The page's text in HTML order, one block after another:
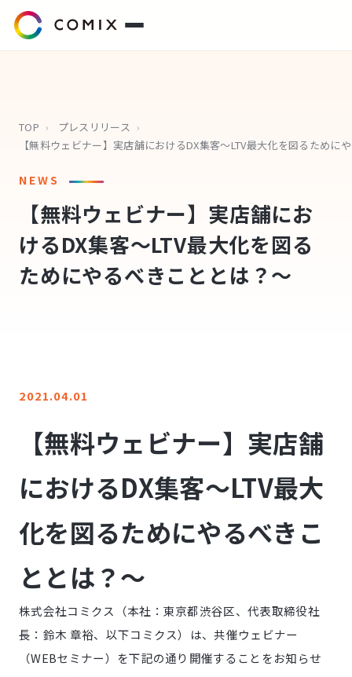
プレスリリース
代表挨拶
役員紹介
TOP › プレスリリース ›
NEWS
【無料ウェビナー】実店舗にお
けるDX集客～LTV最大化を図る
ためにやるべきこととは？～
2021.04.01
【無料ウェビナー】実店舗
におけるDX集客～LTV最大
化を図るためにやるべきこ
ととは？～
株式会社コミクス（本社：東京都渋谷区、代表取締役社
長：鈴木 章裕、以下コミクス）は、共催ウェビナー
（WEBセミナー）を下記の通り開催することをお知らせ